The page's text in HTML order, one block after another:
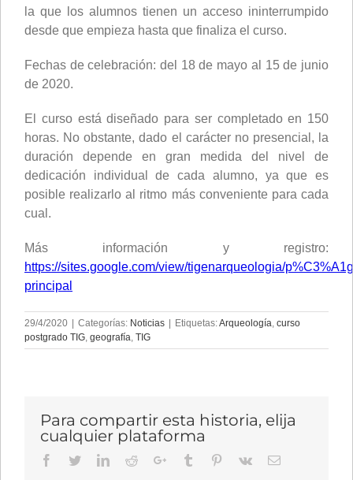
la que los alumnos tienen un acceso ininterrumpido
desde que empieza hasta que finaliza el curso.
Fechas de celebración: del 18 de mayo al 15 de junio
de 2020.
El curso está diseñado para ser completado en 150
horas. No obstante, dado el carácter no presencial, la
duración depende en gran medida del nivel de
dedicación individual de cada alumno, ya que es
posible realizarlo al ritmo más conveniente para cada
cual.
Más información y registro:
https://sites.google.com/view/tigenarqueologia/
principal
29/4/2020 | Categorías: Noticias | Etiquetas:Arqueología curso
postgrado TIG geografía TIG
Para compartir esta historia, elija
cualquier plataforma
Facebook
TwitterLinkedIn
RedditGoogle+Tumblr Pinterest
Vk Email